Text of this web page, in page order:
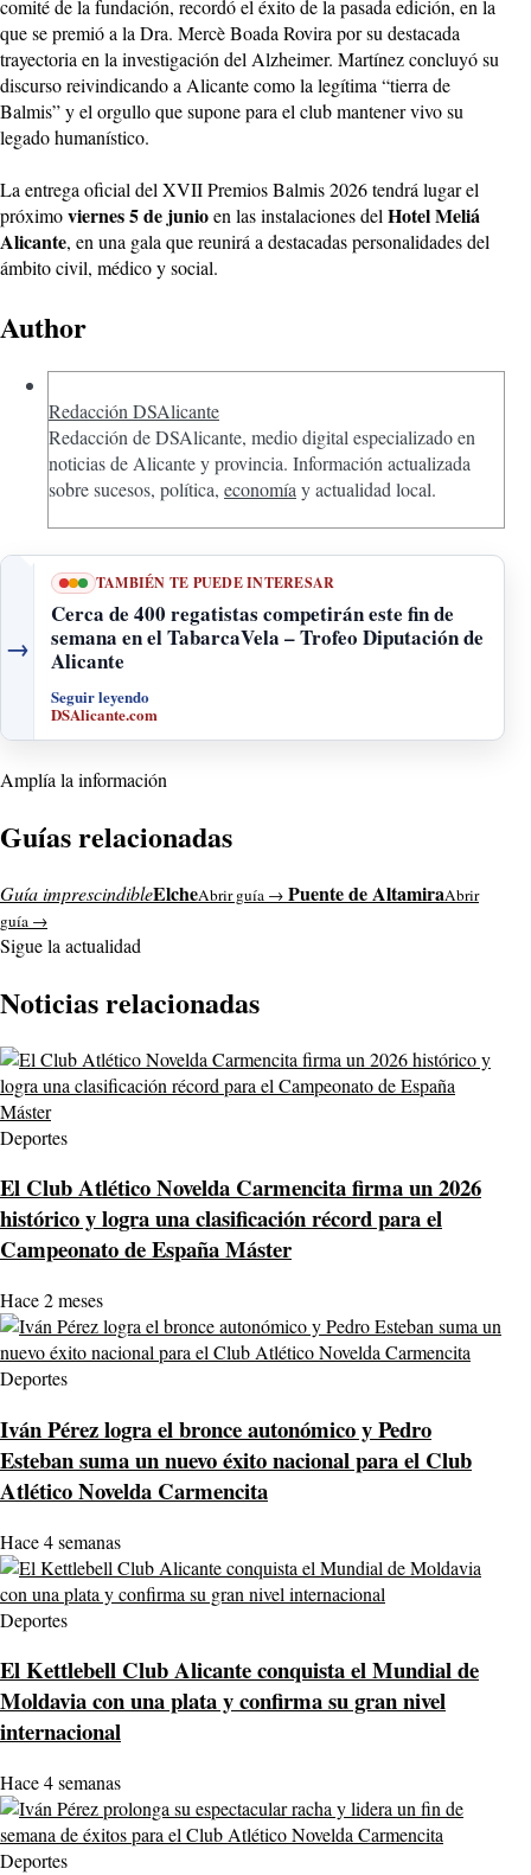
comité de la fundación, recordó el éxito de la pasada edición, en la
que se premió a la Dra. Mercè Boada Rovira por su destacada
trayectoria en la investigación del Alzheimer. Martínez concluyó su
discurso reivindicando a Alicante como la legítima “tierra de
Balmis” y el orgullo que supone para el club mantener vivo su
legado humanístico.
La entrega oficial del XVII Premios Balmis 2026 tendrá lugar el
próximoviernes5de junioen las instalaciones del Hotel Meliá
Alicante, en una gala que reunirá a destacadas personalidades del
ámbito civil, médico y social.
Author
Redacción DSAlicante
Redacción de DSAlicante, medio digital especializado en
noticias de Alicante y provincia. Información actualizada
sobre sucesos, política, economía y actualidad local.
→
TAMBIÉN TE PUEDE INTERESAR
Cerca de 400 regatistas competirán este fin de
semana en el TabarcaVela – Trofeo Diputación de
Alicante
Seguir leyendo
DSAlicante.com
Amplía la información
Guías relacionadas
Guía imprescindibleElcheAbrir guía → Puente de AltamiraAbrir
guía →
Sigue la actualidad
Noticias relacionadas
Deportes
El Club Atlético Novelda Carmencita firma un 2026
histórico y logra una clasificación récord para el
Campeonato de España Máster
Hace 2 meses
Deportes
Iván Pérez logra el bronce autonómico y Pedro
Esteban suma un nuevo éxito nacional para el Club
Atlético Novelda Carmencita
Hace 4 semanas
Deportes
El Kettlebell Club Alicante conquista el Mundial de
Moldavia con una plata y confirma su gran nivel
internacional
Hace 4 semanas
Deportes